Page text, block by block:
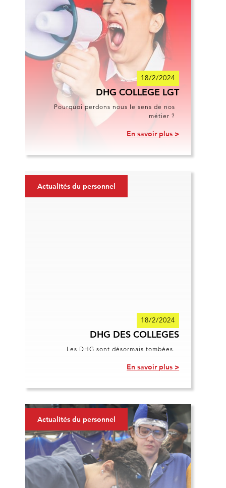
18/2/2024
DHG COLLEGE LGT
Pourquoi perdons nous le sens de nos
métier ?
En savoir plus >
Actualités du personnel
18/2/2024
DHG DES COLLEGES
Les DHG sont désormais tombées.
En savoir plus >
Actualités du personnel